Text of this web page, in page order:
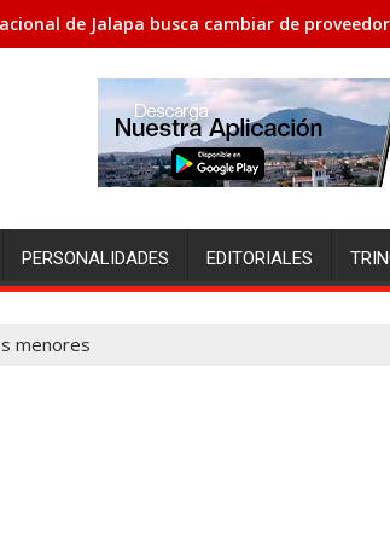
de Jalapa busca cambiar de
PERSONALIDADES EDITORIALES
menores